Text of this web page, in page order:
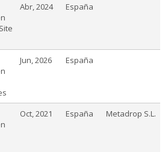
Abr, 2024 España
Jun, 2026 España
Oct, 2021 España Metadrop S.L.